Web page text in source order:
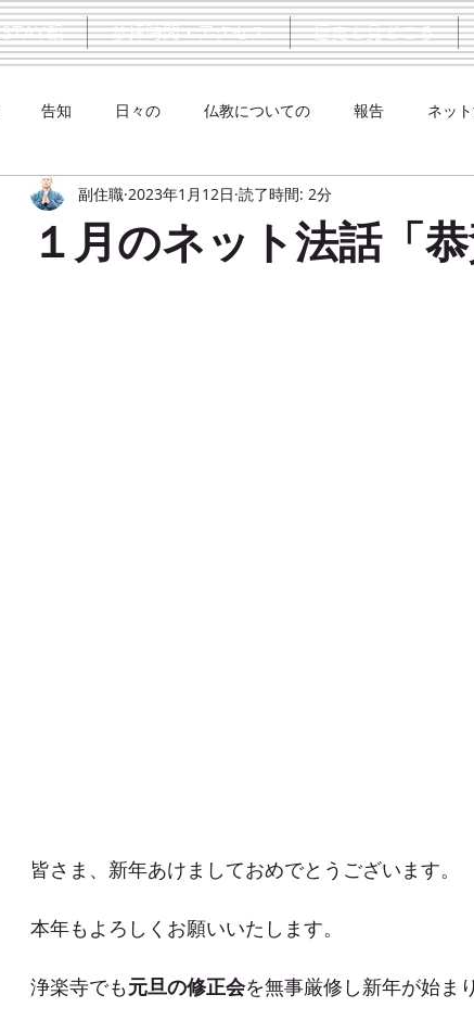
観 参拝時間・アクセス 歴史と見どころ
告知 日々の 仏教についての 報告 ネッ
大楠口伝抄
１月のネット法話「恭
副住職 2023年1月12日 読了時間: 2分
皆さま、新年あけましておめでとうございます。
本年もよろしくお願いいたします。
浄楽寺でも元旦の修正会を無事厳修し新年が始ま